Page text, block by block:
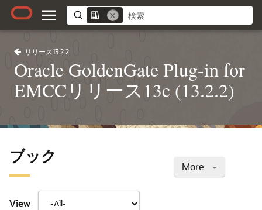
リリース13.2.2
Oracle GoldenGate Plug-in for
EMCCリリース13c (13.2.2)
More
ブック
View